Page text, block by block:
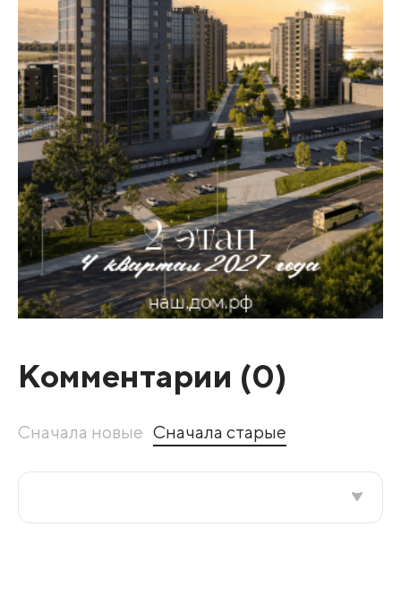
Комментарии (0)
Сначала новые Сначала старые